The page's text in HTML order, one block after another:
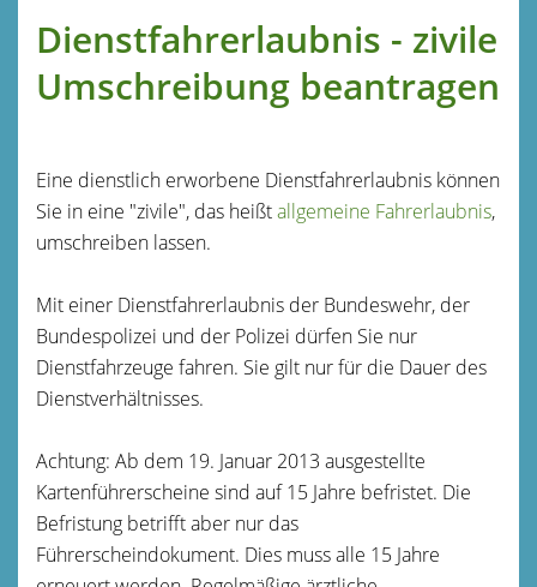
Dienstfahrerlaubnis - zivile
Umschreibung beantragen
Eine dienstlich erworbene Dienstfahrerlaubnis können
Sie in eine "zivile", das heißtallgemeine Fahrerlaubnis,
umschreiben lassen.
Mit einer Dienstfahrerlaubnis der Bundeswehr, der
Bundespolizei und der Polizei dürfen Sie nur
Dienstfahrzeuge fahren. Sie gilt nur für die Dauer des
Dienstverhältnisses.
Achtung: Ab dem 19. Januar 2013 ausgestellte
Kartenführerscheine sind auf 15 Jahre befristet. Die
Befristung betrifft aber nur das
Führerscheindokument. Dies muss alle 15 Jahre